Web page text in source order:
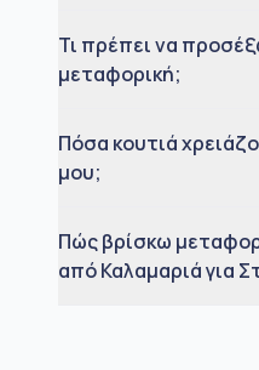
Τι πρέπει να
μεταφορική;
Πόσα κουτιά
μου;
Πώς βρίσκω
από Καλαμαριά για